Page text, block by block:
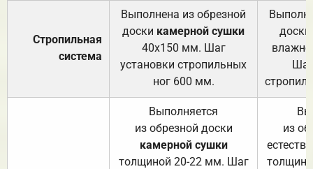
Стропильная
система
Выполнена из обрезной
доски камерной сушки
40х150 мм. Шаг
установки стропильных
ног 600 мм.
доски
Выполняется
из обрезной доски
камерной сушки
толщиной 20-22 мм. Шаг
из